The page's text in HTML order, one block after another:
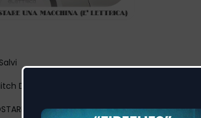
DJ
UNA MACCHINA (È LETTRICA)”